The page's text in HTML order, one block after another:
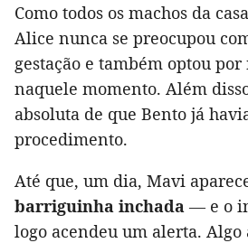
Como todos os machos da
Alice nunca se preocupou
gestação e também optou
naquele momento. Além
absoluta de que Bento já
procedimento.
Até que, um dia, Mavi
barriguinha inchada — e o
logo acendeu um alerta.